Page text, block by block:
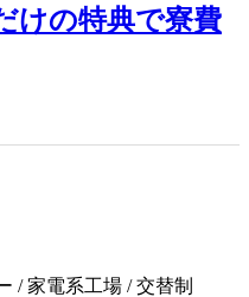
けの特典で寮費
/ 家電系工場 / 交替制